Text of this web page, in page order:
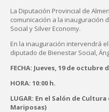
La Diputación Provincial de
comunicación a la inauguración
Social y Silver Economy.
En la inauguración intervendrá
diputado de Bienestar Social,
FECHA: Jueves, 19 de octubre
HORA: 10:00 h.
LUGAR: En el Salón de
Mariposas)